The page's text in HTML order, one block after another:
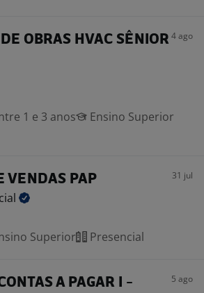
OBRAS HVAC SÊNIOR 4 ago
1 e 3 anos
Ensino Superior
VENDAS PAP 31 jul
Superior Presencial
A PAGAR I - 5 ago